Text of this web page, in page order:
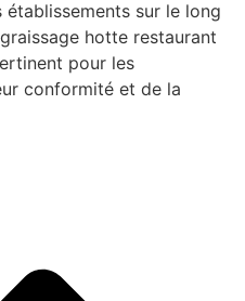
sur le long
hotte restaurant
pour les
conformité et de la